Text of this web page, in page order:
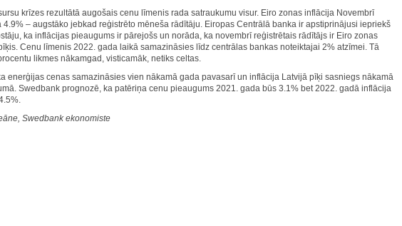
krīzes rezultātā augošais cenu līmenis rada satraukumu visur. Eiro zonas inflācija Novembrī
4.9% – augstāko jebkad reģistrēto mēneša rādītāju. Eiropas Centrālā banka ir apstiprinājusi iepriekš
ka inflācijas pieaugums ir pārejošs un norāda, ka novembrī reģistrētais rādītājs ir Eiro zonas
Cenu līmenis 2022. gada laikā samazināsies līdz centrālas bankas noteiktajai 2% atzīmei. Tā
likmes nākamgad, visticamāk, netiks celtas.
enerģijas cenas samazināsies vien nākamā gada pavasarī un inflācija Latvijā pīķi sasniegs nākamā
Swedbank prognozē, ka patēriņa cenu pieaugums 2021. gada būs 3.1% bet 2022. gadā inflācija
Swedbank ekonomiste